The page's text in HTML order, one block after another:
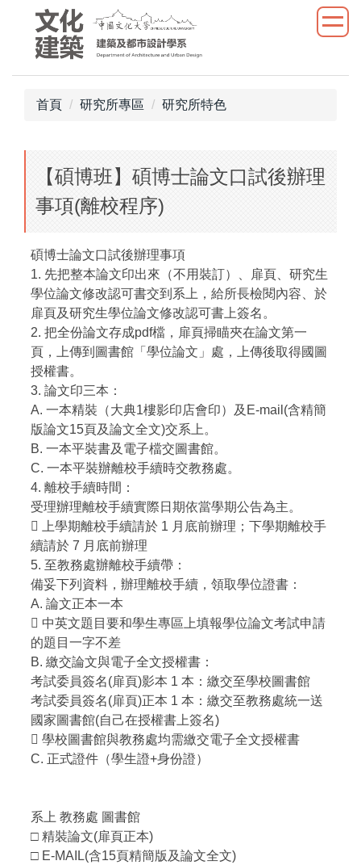
首頁 研究所專區 研究所特色
【碩博班】碩博士論文口試後辦理
事項(離校程序)
碩博士論文口試後辦理事項
1. 先把整本論文印出來（不用裝訂）、扉頁、研究生
學位論文修改認可書交到系上，給所長檢閱內容、於
扉頁及研究生學位論文修改認可書上簽名。
2. 把全份論文存成pdf檔，扉頁掃瞄夾在論文第一
頁，上傳到圖書館「學位論文」處，上傳後取得國圖
授權書。
3. 論文印三本：
A. 一本精裝（大典1樓影印店會印）及E-mail(含精簡
版論文15頁及論文全文)交系上。
B. 一本平裝書及電子檔交圖書館。
C. 一本平裝辦離校手續時交教務處。
4. 離校手續時間：
受理辦理離校手續實際日期依當學期公告為主。
 上學期離校手續請於 1 月底前辦理；下學期離校手
續請於 7 月底前辦理
5. 至教務處辦離校手續帶：
備妥下列資料，辦理離校手續，領取學位證書：
A. 論文正本一本
 中英文題目要和學生專區上填報學位論文考試申請
的題目一字不差
B. 繳交論文與電子全文授權書：
考試委員簽名(扉頁)影本 1 本：繳交至學校圖書館
考試委員簽名(扉頁)正本 1 本：繳交至教務處統一送
國家圖書館(自己在授權書上簽名)
 學校圖書館與教務處均需繳交電子全文授權書
C. 正式證件（學生證+身份證）
系上 教務處 圖書館
□ 精裝論文(扉頁正本)
□ E-MAIL(含15頁精簡版及論文全文)